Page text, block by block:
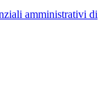
amministrativi di